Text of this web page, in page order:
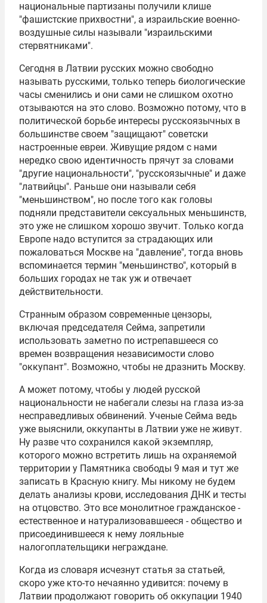
национальные партизаны получили клише
"фашистские прихвостни", а израильские военно-
воздушные силы называли "израильскими
стервятниками".
Сегодня в Латвии русских можно свободно
называть русскими, только теперь биологические
часы сменились и они сами не слишком охотно
отзываются на это слово. Возможно потому, что в
политической борьбе интересы русскоязычных в
большинстве своем "защищают" советски
настроенные евреи. Живущие рядом с нами
нередко свою идентичность прячут за словами
"другие национальности", "русскоязычные" и даже
"латвийцы". Раньше они называли себя
"меньшинством", но после того как головы
подняли представители сексуальных меньшинств,
это уже не слишком хорошо звучит. Только когда
Европе надо вступится за страдающих или
пожаловаться Москве на "давление", тогда вновь
вспоминается термин "меньшинство", который в
больших городах не так уж и отвечает
действительности.
Странным образом современные цензоры,
включая председателя Сейма, запретили
использовать заметно по истрепавшееся со
времен возвращения независимости слово
"оккупант". Возможно, чтобы не дразнить Москву.
А может потому, чтобы у людей русской
национальности не набегали слезы на глаза из-за
несправедливых обвинений. Ученые Сейма ведь
уже выяснили, оккупанты в Латвии уже не живут.
Ну разве что сохранился какой экземпляр,
которого можно встретить лишь на охраняемой
территории у Памятника свободы 9 мая и тут же
записать в Красную книгу. Мы никому не будем
делать анализы крови, исследования ДНК и тесты
на отцовство. Это все монолитное гражданское -
естественное и натурализовавшееся - общество и
присоединившееся к нему лояльные
налогоплательщики неграждане.
Когда из словаря исчезнут статья за статьей,
скоро уже кто-то нечаянно удивится: почему в
Латвии продолжают говорить об оккупации 1940